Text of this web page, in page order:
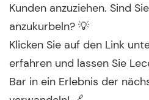
Kunden anzuziehen. Sind
anzukurbeln? 💡
Klicken Sie auf den Link
erfahren und lassen Sie
Bar in ein Erlebnis der